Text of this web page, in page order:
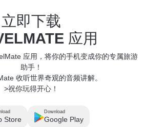
立即下载
应用
应用，将你的手机变成你的专属旅游
助手！
收听世界奇观的音频讲解。
>祝你玩得开心！
Store
Download
Google Play